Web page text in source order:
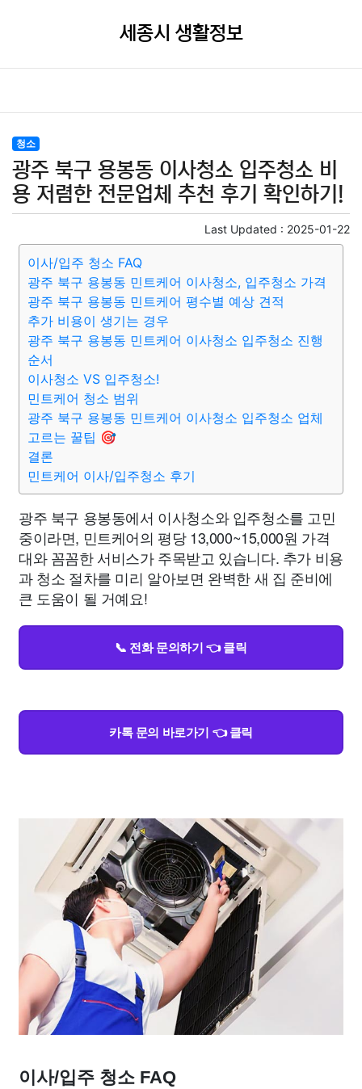
세종시 생활정보
청소
광주 북구 용봉동 이사청소 입주청소 비
용 저렴한 전문업체 추천 후기 확인하기!
Last Updated : 2025-01-22
이사/입주 청소 FAQ
광주 북구 용봉동 민트케어 이사청소, 입주청소 가격
광주 북구 용봉동 민트케어 평수별 예상 견적
추가 비용이 생기는 경우
광주 북구 용봉동 민트케어 이사청소 입주청소 진행
순서
이사청소 VS 입주청소!
민트케어 청소 범위
광주 북구 용봉동 민트케어 이사청소 입주청소 업체
고르는 꿀팁 🎯
결론
민트케어 이사/입주청소 후기
광주 북구 용봉동에서 이사청소와 입주청소를 고민
중이라면, 민트케어의 평당 13,000~15,000원 가격
대와 꼼꼼한 서비스가 주목받고 있습니다. 추가 비용
과 청소 절차를 미리 알아보면 완벽한 새 집 준비에
큰 도움이 될 거예요!
📞 전화 문의하기 👈 클릭
카톡 문의 바로가기 👈 클릭
이사/입주 청소 FAQ